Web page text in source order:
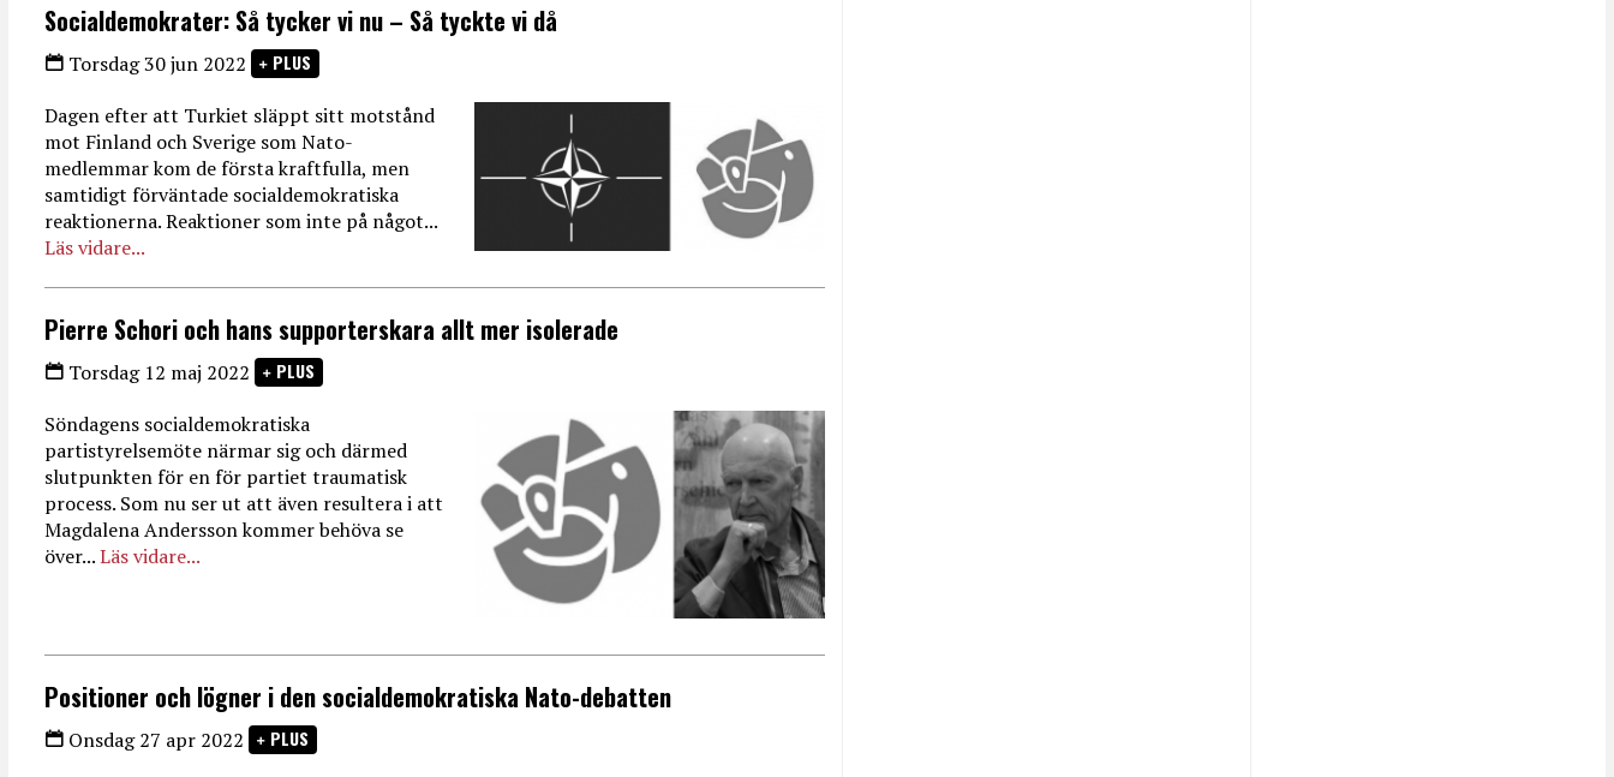
Socialdemokrater: Så tycker vi nu – Så tyckte vi då
Torsdag 30 jun 2022 PLUS
Dagen efter att Turkiet släppt sitt motstånd
mot Finland och Sverige som Nato-
medlemmar kom de första kraftfulla, men
samtidigt förväntade socialdemokratiska
reaktionerna. Reaktioner som inte på något...
Läs vidare...
Pierre Schori och hans supporterskara allt mer isolerade
Torsdag 12 maj 2022 PLUS
Söndagens socialdemokratiska
partistyrelsemöte närmar sig och därmed
slutpunkten för en för partiet traumatisk
process. Som nu ser ut att även resultera i att
Magdalena Andersson kommer behöva se
över...Läs vidare...
Positioner och lögner i den socialdemokratiska Nato-debatten
Onsdag 27 apr 2022 PLUS